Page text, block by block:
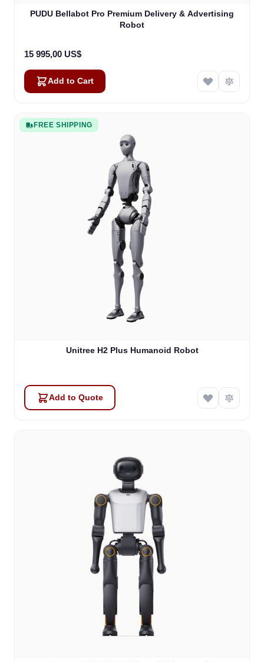
PUDU Bellabot Pro Premium Delivery & Advertising
Robot
15 995,00 US$
Add to Cart
FREE SHIPPING
Unitree H2 Plus Humanoid Robot
Add to Quote